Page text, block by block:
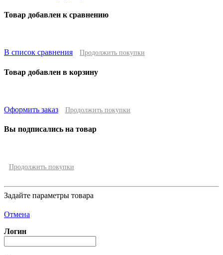
Товар добавлен к сравнению
В список сравнения Продолжить покупки
Товар добавлен в корзину
Оформить заказ Продолжить покупки
Вы подписались на товар
Продолжить покупки
Задайте параметры товара
Отмена
Логин